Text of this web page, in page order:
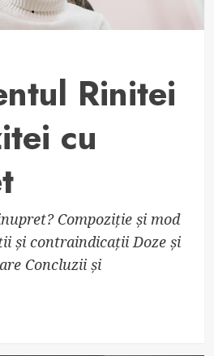
Rinitei
cu
Compoziție și mod
și contraindicații Doze și
Concluzii și